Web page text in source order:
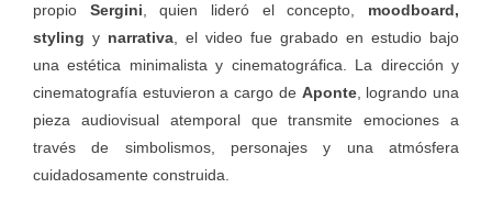
propio Sergini, quien lideró el concepto, moodboard,
styling y narrativa, el video fue grabado en estudio bajo
una estética minimalista y cinematográfica. La dirección y
cinematografía estuvieron a cargo de Aponte, logrando una
pieza audiovisual atemporal que transmite emociones a
través de simbolismos, personajes y una atmósfera
cuidadosamente construida.